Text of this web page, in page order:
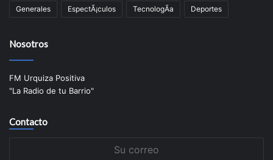
Generales EspectÃ¡culos TecnologÃ­a Deportes
Nosotros
FM Urquiza Positiva
"La Radio de tu Barrio"
Contacto